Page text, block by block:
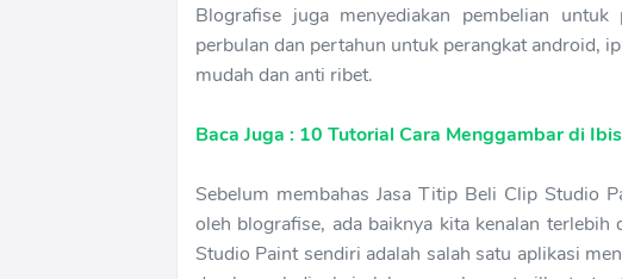
Blografise juga menyediakan pembelian
perbulan dan pertahun untuk perangkat android,
mudah dan anti ribet.
Baca Juga : 10 Tutorial Cara Menggambar di
Sebelum membahas Jasa Titip Beli Clip Studio
oleh blografise, ada baiknya kita kenalan
Studio Paint sendiri adalah salah satu aplikasi